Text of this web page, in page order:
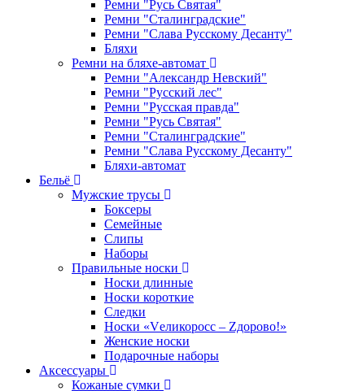
Ремни "Русь Святая"
Ремни "Сталинградские"
Ремни "Слава Русскому Десанту"
Бляхи
Ремни на бляхе-автомат
Ремни "Александр Невский"
Ремни "Русский лес"
Ремни "Русская правда"
Ремни "Русь Святая"
Ремни "Сталинградские"
Ремни "Слава Русскому Десанту"
Бляхи-автомат
Бельё
Мужские трусы
Боксеры
Семейные
Слипы
Наборы
Правильные носки
Носки длинные
Носки короткие
Следки
Носки «Vеликоросс – Zдорово!»
Женские носки
Подарочные наборы
Аксессуары
Кожаные сумки